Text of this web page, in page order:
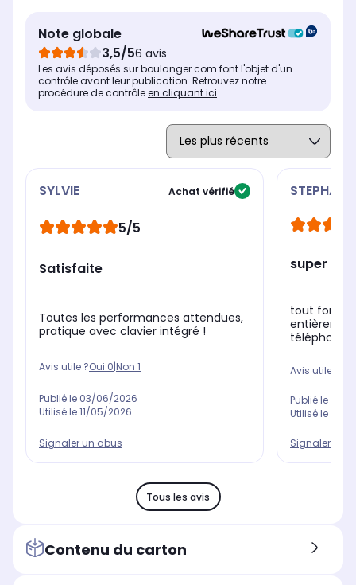
Mémoire vive (RAM)
8 Go
Note globale
3,5/56 avis
Les avis déposés sur boulanger.com font l'objet d'un
contrôle avant leur publication. Retrouvez notre
procédure de contrôleen cliquant ici.
SYLVIE Achat vérifié
5/5
Satisfaite
Toutes les performances attendues,
pratique avec clavier intégré !
Avis utile ?Oui 0|Non 1
Publié le 03/06/2026
Utilisé le11/05/2026
Signaler un abus
STEPHAN
super
tout
téléphone
Avis utile ?
Publié le
Utilisé le
Signaler un
Tous les avis
Contenu du carton